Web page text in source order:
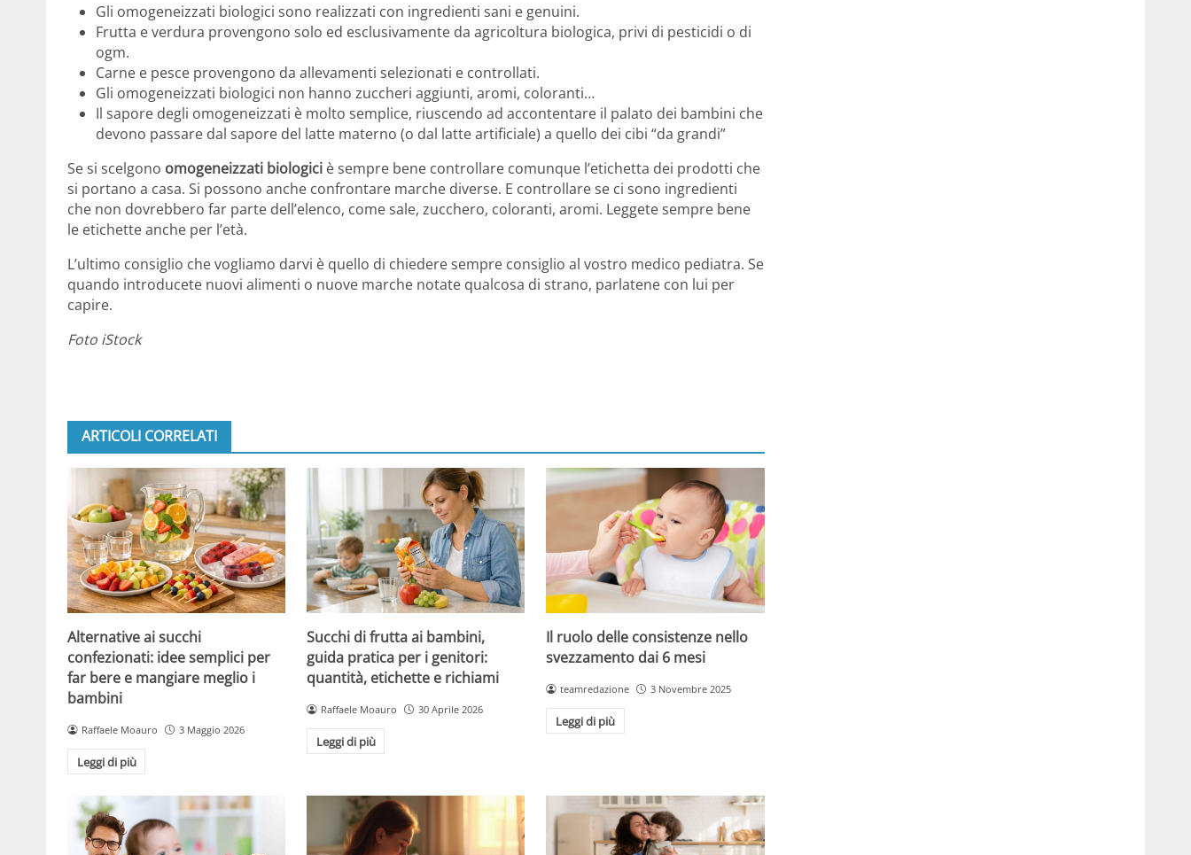
Gli omogeneizzati biologici sono realizzati con ingredienti sani e genuini.
Frutta e verdura provengono solo ed esclusivamente da agricoltura biologica, privi di pesticidi o di
ogm.
Carne e pesce provengono da allevamenti selezionati e controllati.
Gli omogeneizzati biologici non hanno zuccheri aggiunti, aromi, coloranti…
Il sapore degli omogeneizzati è molto semplice, riuscendo ad accontentare il palato dei bambini che
devono passare dal sapore del latte materno (o dal latte artificiale) a quello dei cibi “da grandi”
Se si scelgono omogeneizzati biologici è sempre bene controllare comunque l’etichetta dei prodotti che
si portano a casa. Si possono anche confrontare marche diverse. E controllare se ci sono ingredienti
che non dovrebbero far parte dell’elenco, come sale, zucchero, coloranti, aromi. Leggete sempre bene
le etichette anche per l’età.
L’ultimo consiglio che vogliamo darvi è quello di chiedere sempre consiglio al vostro medico pediatra. Se
quando introducete nuovi alimenti o nuove marche notate qualcosa di strano, parlatene con lui per
capire.
Foto iStock
ARTICOLI CORRELATI
Alternative ai succhi
confezionati: idee semplici per
far bere e mangiare meglio i
bambini
Raffaele Moauro 3 Maggio 2026
Leggi di più
Succhi di frutta ai bambini,
guida pratica per i genitori:
quantità, etichette e richiami
Raffaele Moauro 30 Aprile 2026
Leggi di più
Il ruolo delle consistenze nello
svezzamento dai 6 mesi
teamredazione 3 Novembre 2025
Leggi di più